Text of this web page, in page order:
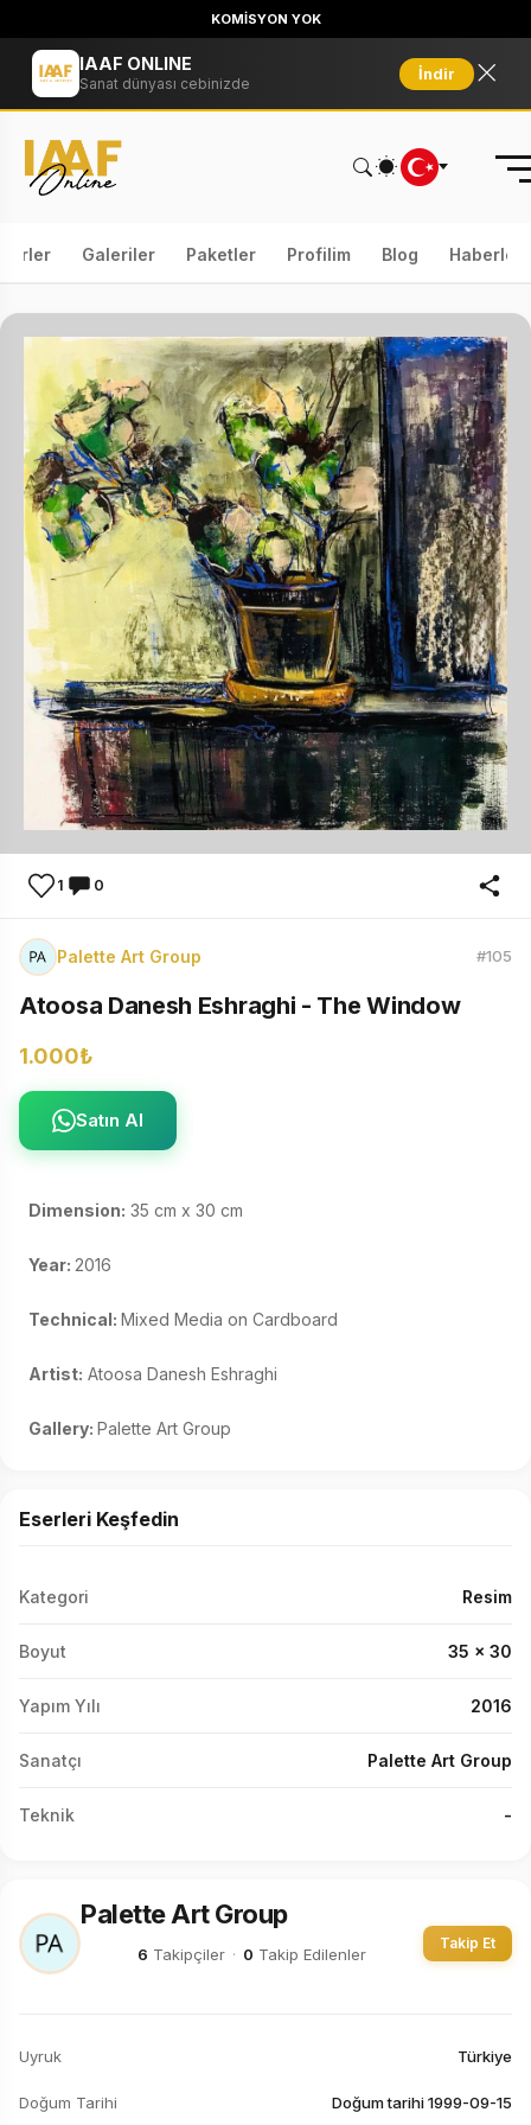
KOMİSYON YOK
IAAF ONLINE
Sanat dünyası cebinizde
İndir
Galeriler Paketler Profilim Blog Haberler
1 0
Palette Art Group #105
Atoosa Danesh Eshraghi - The Window
1.000₺
Satın Al
Dimension: 35 cm x 30 cm
Year: 2016
Technical: Mixed Media on Cardboard
Artist: Atoosa Danesh Eshraghi
Gallery: Palette Art Group
Eserleri Keşfedin
Kategori Resim
Boyut 35 x 30
Yapım Yılı 2016
Sanatçı Palette Art Group
Teknik -
Palette Art Group
6 Takipçiler · 0 Takip Edilenler
Takip Et
Uyruk Türkiye
Doğum Tarihi Doğum tarihi 1999-09-15